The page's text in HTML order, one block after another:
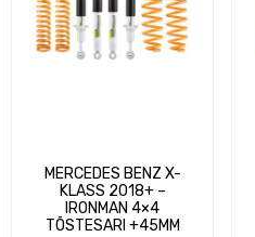
MERCEDES BENZ X-
KLASS 2018+ –
IRONMAN 4×4
TÕSTESARI +45MM